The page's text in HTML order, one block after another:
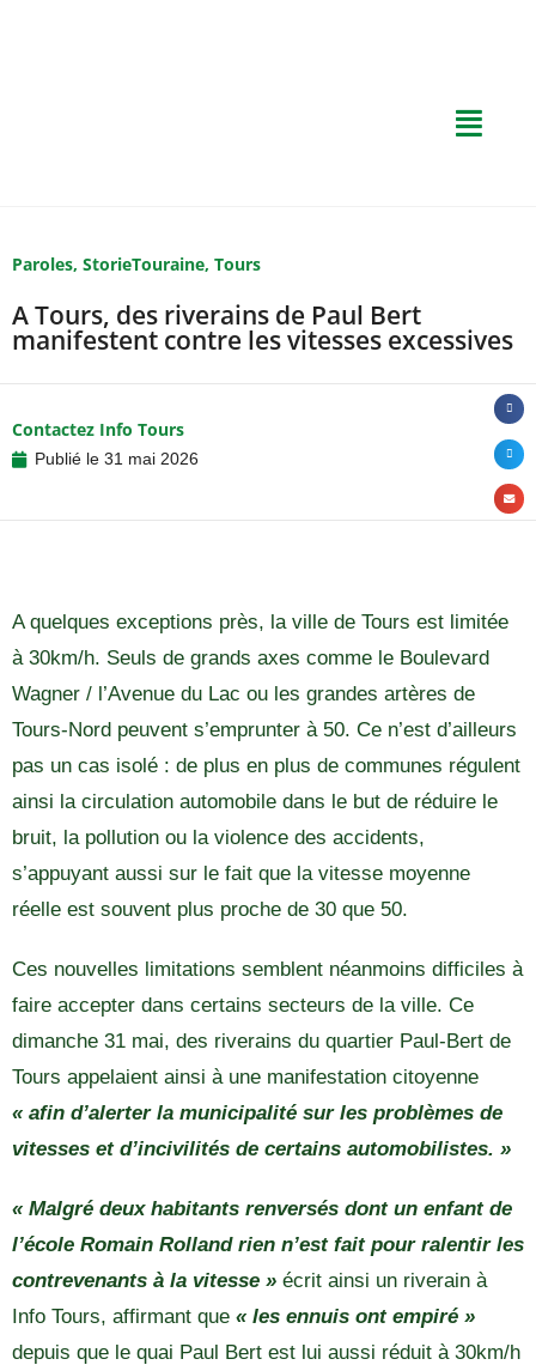
Paroles, StorieTouraine, Tours
A Tours, des riverains de Paul Bert
manifestent contre les vitesses excessives
Contactez Info Tours
Publié le 31 mai 2026
A quelques exceptions près, la ville de Tours est limitée
à 30km/h. Seuls de grands axes comme le Boulevard
Wagner / l’Avenue du Lac ou les grandes artères de
Tours-Nord peuvent s’emprunter à 50. Ce n’est d’ailleurs
pas un cas isolé : de plus en plus de communes régulent
ainsi la circulation automobile dans le but de réduire le
bruit, la pollution ou la violence des accidents,
s’appuyant aussi sur le fait que la vitesse moyenne
réelle est souvent plus proche de 30 que 50.
Ces nouvelles limitations semblent néanmoins difficiles à
faire accepter dans certains secteurs de la ville. Ce
dimanche 31 mai, des riverains du quartier Paul-Bert de
Tours appelaient ainsi à une manifestation citoyenne
« afin d’alerter la municipalité sur les problèmes de
vitesses et d’incivilités de certains automobilistes. »
« Malgré deux habitants renversés dont un enfant de
l’école Romain Rolland rien n’est fait pour ralentir les
contrevenants à la vitesse » écrit ainsi un riverain à
Info Tours, affirmant que « les ennuis ont empiré »
depuis que le quai Paul Bert est lui aussi réduit à 30km/h